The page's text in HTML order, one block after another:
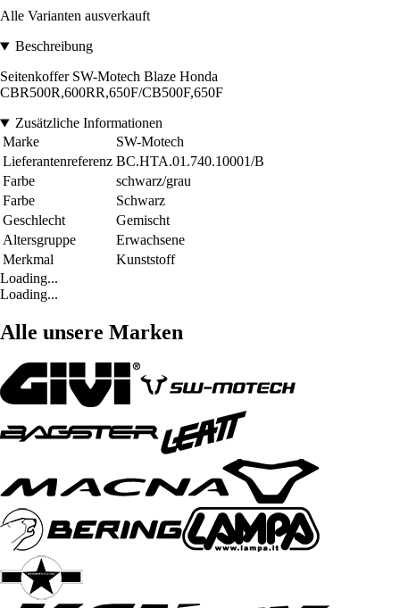
Alle Varianten ausverkauft
Beschreibung
Seitenkoffer SW-Motech Blaze Honda
CBR500R,600RR,650F/CB500F,650F
Zusätzliche Informationen
Marke
SW-Motech
Lieferantenreferenz BC.HTA.01.740.10001/B
Farbe
schwarz/grau
Farbe
Schwarz
Geschlecht
Gemischt
Altersgruppe
Erwachsene
Merkmal
Kunststoff
Loading...
Loading...
Alle unsere Marken